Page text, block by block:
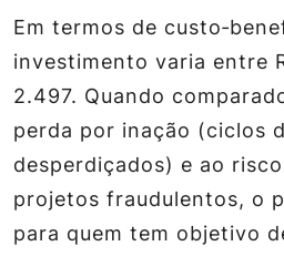
Em termos de
investimento varia entre
2.497. Quando
perda por inação (ciclos
desperdiçados) e ao
projetos fraudulentos, o
para quem tem objetivo